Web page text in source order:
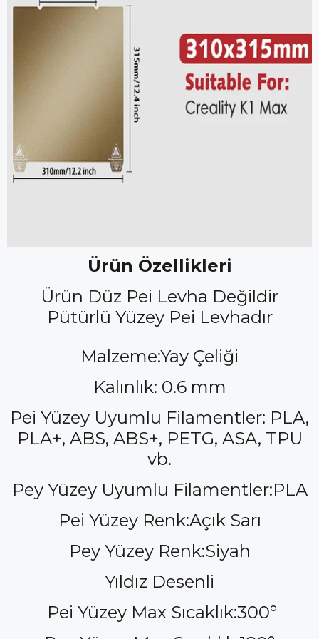
Ürün Özellikleri
Ürün Düz Pei Levha Değildir
Pütürlü Yüzey Pei Levhadır
Malzeme:Yay Çeliği
Kalınlık: 0.6 mm
Pei Yüzey Uyumlu Filamentler: PLA,
PLA+, ABS, ABS+, PETG, ASA, TPU
vb.
Pey Yüzey Uyumlu Filamentler:PLA
Pei Yüzey Renk:Açık Sarı
Pey Yüzey Renk:Siyah
Yıldız Desenli
Pei Yüzey Max Sıcaklık:300°